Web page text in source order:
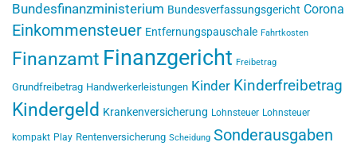
Bundesfinanzministerium Bundesverfassungsgericht Corona
Einkommensteuer Entfernungspauschale Fahrtkosten
Finanzamt Finanzgericht Freibetrag
Grundfreibetrag Handwerkerleistungen Kinder Kinderfreibetrag
Kindergeld Krankenversicherung Lohnsteuer Lohnsteuer
kompakt Play Rentenversicherung Scheidung Sonderausgaben